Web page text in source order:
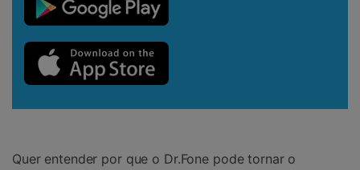
Quer entender por que o Dr.Fone pode tornar o